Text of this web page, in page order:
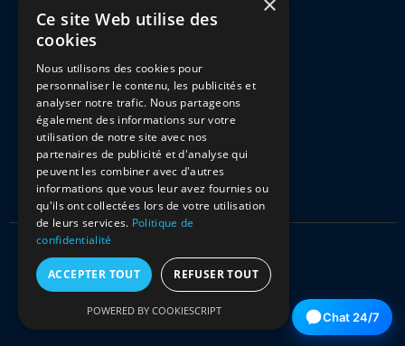
Kontakt
Bestellung und Lieferung
Zahlungen
Rückgabe & Umtausch
FAQ
Kitciel 2021 Alle Rechte vorbehalten
Chat 24/7
Ce site Web utilise des
cookies
Nous utilisons des cookies pour
personnaliser le contenu, les publicités et
analyser notre trafic. Nous partageons
également des informations sur votre
utilisation de notre site avec nos
partenaires de publicité et d'analyse qui
peuvent les combiner avec d'autres
informations que vous leur avez fournies ou
qu'ils ont collectées lors de votre utilisation
de leurs services. Politique de
confidentialité
ACCEPTER TOUT REFUSER TOUT
POWERED BY COOKIESCRIPT